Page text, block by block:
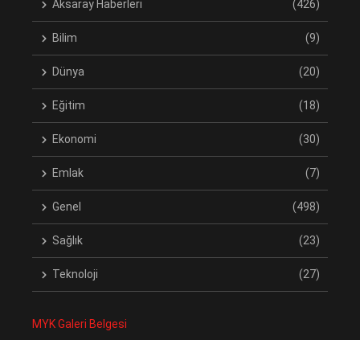
Aksaray Haberleri (426)
Bilim (9)
Dünya (20)
Eğitim (18)
Ekonomi (30)
Emlak (7)
Genel (498)
Sağlık (23)
Teknoloji (27)
MYK Galeri Belgesi